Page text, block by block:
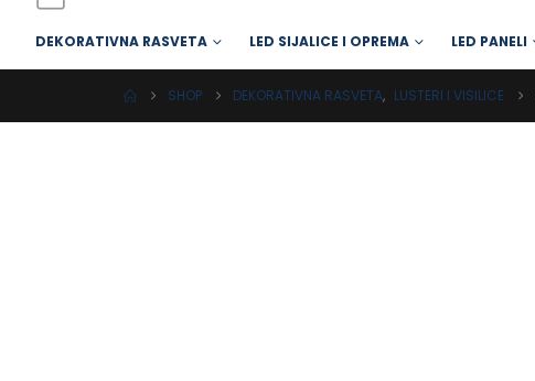
DEKORATIVNA RASVETA LED SIJALICE I OPREMA LED PANELI
SHOP DEKORATIVNA RASVETA, LUSTERI I VISILICE